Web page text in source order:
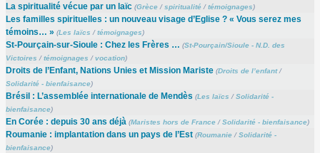
La spiritualité vécue par un laïc (Grèce/spiritualité/témoignages)
Les familles spirituelles : un nouveau visage d’Eglise ? « Vous serez mes
témoins… » (Les laïcs /témoignages)
St-Pourçain-sur-Sioule : Chez les Frères … (St-Pourçain/Sioule - N.D. des
Victoires /témoignages /vocation)
Droits de l’Enfant, Nations Unies et Mission Mariste (Droits de l’enfant/
Solidarité - bienfaisance)
Brésil : L’assemblée internationale de Mendès (Les laïcs /Solidarité -
bienfaisance)
En Corée : depuis 30 ans déjà (Maristes hors de France/Solidarité - bienfaisance)
Roumanie : implantation dans un pays de l’Est (Roumanie/Solidarité -
bienfaisance)